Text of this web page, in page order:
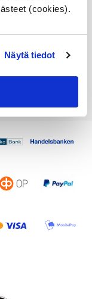
(cookies).
Näytä tiedot
osa
ostoskoriin
Katso osan tiedot